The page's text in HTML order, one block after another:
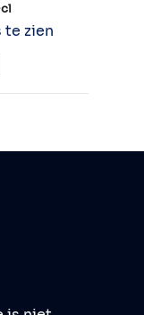
te zien
80% 70cl aantal